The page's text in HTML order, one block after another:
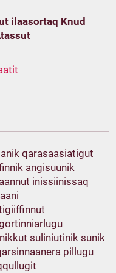
ilaasortaq Knud
qarasaasiatigut
angisuunik
inissiinissaq
suliniutinik sunik
pillugu